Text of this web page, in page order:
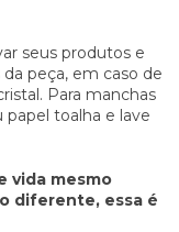
seus produtos e
peça, em caso de
Para manchas
toalha e lave
vida mesmo
diferente, essa é